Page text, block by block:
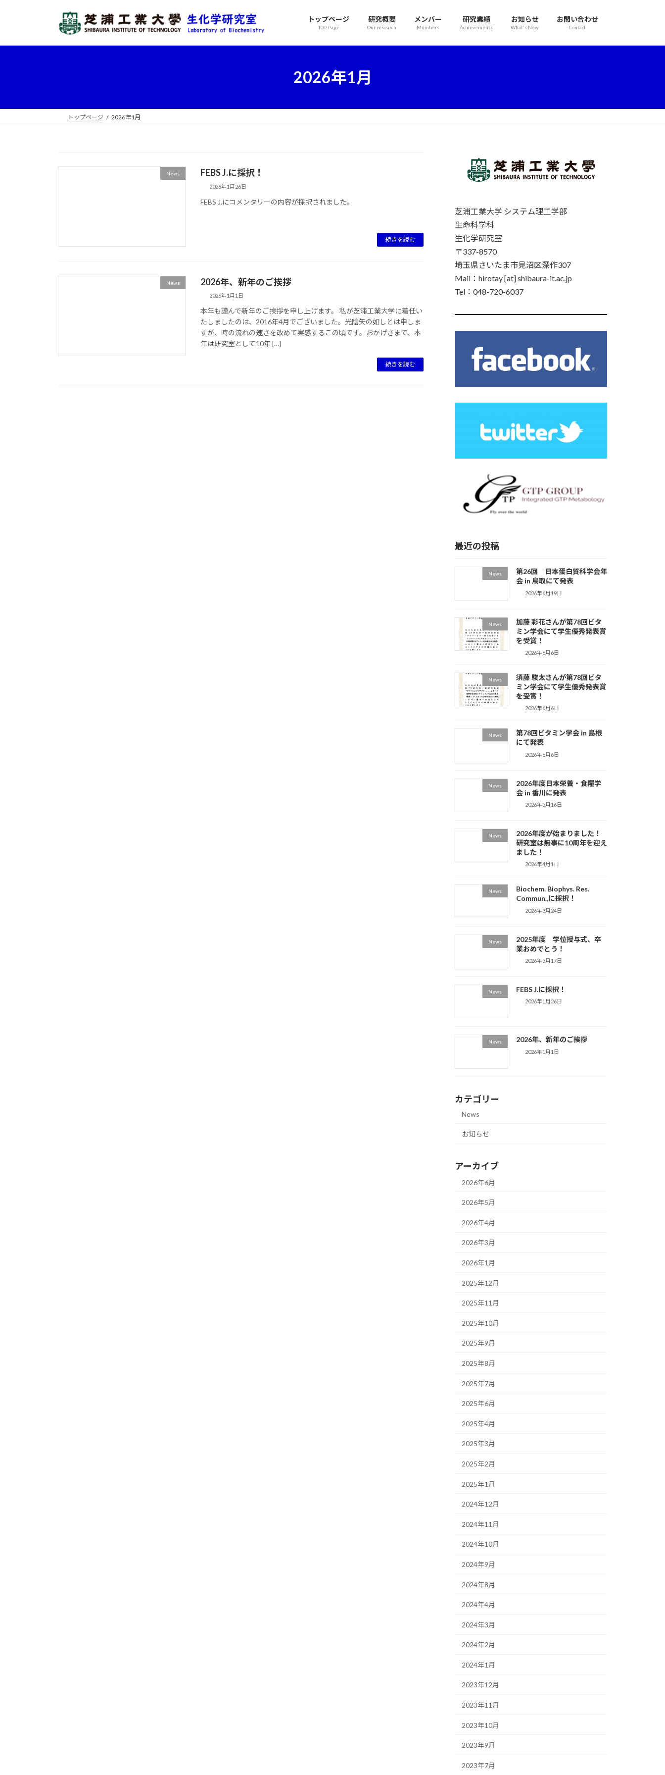
トップページ
TOP Page
研究概要
Our research
メンバー
Members
研究業績
Achievements
お知らせ
What's New
お問い合わせ
Contact
2026年1月
トップページ 2026年1月
News FEBS J.に採択！
2026年1月26日
FEBS J.にコメンタリーの内容が採択されました。
続きを読む
News 2026年、新年のご挨拶
2026年1月1日
本年も謹んで新年のご挨拶を申し上げます。 私が芝浦工業大学に着任い
たしましたのは、2016年4月でございました。光陰矢の如しとは申しま
すが、時の流れの速さを改めて実感するこの頃です。おかげさまで、本
年は研究室として10年 […]
続きを読む
芝浦工業大学 システム理工学部
生命科学科
生化学研究室
〒337-8570
埼玉県さいたま市見沼区深作307
Mail：hirotay [at] shibaura-it.ac.jp
Tel：048-720-6037
最近の投稿
News
第26回 日本蛋白質科学会年
会 in 鳥取にて発表
2026年6月19日
News
加藤 彩花さんが第78回ビタ
ミン学会にて学生優秀発表賞
を受賞！
2026年6月6日
News
須藤 駿太さんが第78回ビタ
ミン学会にて学生優秀発表賞
を受賞！
2026年6月6日
News
第78回ビタミン学会 in 島根
にて発表
2026年6月6日
News
2026年度日本栄養・食糧学
会 in 香川に発表
2026年5月16日
News
2026年度が始まりました！
研究室は無事に10周年を迎え
ました！
2026年4月1日
News
Biochem. Biophys. Res.
Commun.,に採択！
2026年3月24日
News
2025年度 学位授与式、卒
業おめでとう！
2026年3月17日
News FEBS J.に採択！
2026年1月26日
News 2026年、新年のご挨拶
2026年1月1日
カテゴリー
News
お知らせ
アーカイブ
2026年6月
2026年5月
2026年4月
2026年3月
2026年1月
2025年12月
2025年11月
2025年10月
2025年9月
2025年8月
2025年7月
2025年6月
2025年4月
2025年3月
2025年2月
2025年1月
2024年12月
2024年11月
2024年10月
2024年9月
2024年8月
2024年4月
2024年3月
2024年2月
2024年1月
2023年12月
2023年11月
2023年10月
2023年9月
2023年7月